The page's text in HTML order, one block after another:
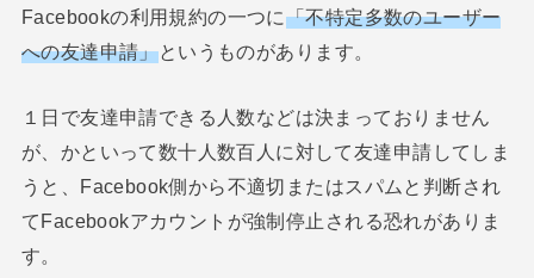
Facebookの利用規約の一つに「不特定多数のユーザー
への友達申請」というものがあります。
１日で友達申請できる人数などは決まっておりません
が、かといって数十人数百人に対して友達申請してしま
うと、Facebook側から不適切またはスパムと判断され
てFacebookアカウントが強制停止される恐れがありま
す。